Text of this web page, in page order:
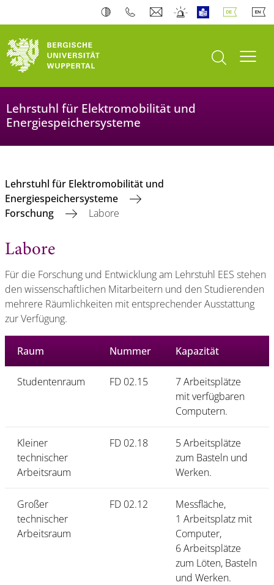
Suche öffnen
Lehrstuhl für Elektromobilität und
Energiespeichersysteme
Lehrstuhl für Elektromobilität und
Energiespeichersysteme
Forschung
Labore
Labore
Für die Forschung und Entwicklung am Lehrstuhl EES stehen
den wissenschaftlichen Mitarbeitern und den Studierenden
mehrere Räumlichkeiten mit entsprechender Ausstattung
zur Verfügung.
Raum Nummer Kapazität
Studentenraum FD 02.15
7 Arbeitsplätze
mit verfügbaren
Computern.
Kleiner
technischer
Arbeitsraum
FD 02.18
5 Arbeitsplätze
zum Basteln und
Werken.
Großer
technischer
Arbeitsraum
FD 02.12
Messfläche,
1 Arbeitsplatz mit
Computer,
6 Arbeitsplätze
zum Löten, Basteln
und Werken.